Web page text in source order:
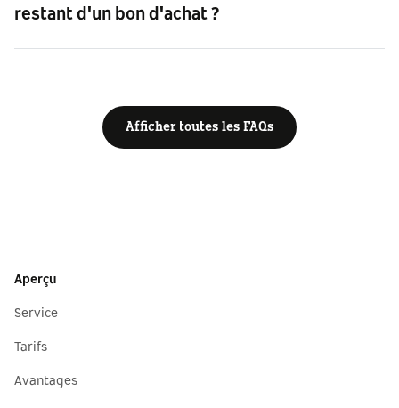
restant d'un bon d'achat ?
Afficher toutes les FAQs
Aperçu
Service
Tarifs
Avantages